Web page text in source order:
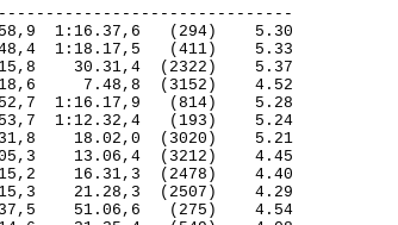
1:16.37,6   (294)    5.30
1:18.17,5   (411)    5.33
30.31,4  (2322)    5.37
7.48,8  (3152)    4.52
1:16.17,9   (814)    5.28
1:12.32,4   (193)    5.24
18.02,0  (3020)    5.21
13.06,4  (3212)    4.45
16.31,3  (2478)    4.40
21.28,3  (2507)    4.29
51.06,6   (275)    4.54